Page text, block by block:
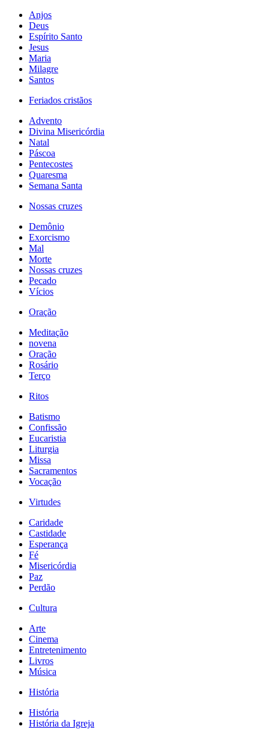
Anjos
Deus
Espírito Santo
Jesus
Maria
Milagre
Santos
Feriados cristãos
Advento
Divina Misericórdia
Natal
Páscoa
Pentecostes
Quaresma
Semana Santa
Nossas cruzes
Demônio
Exorcismo
Mal
Morte
Nossas cruzes
Pecado
Vícios
Oração
Meditação
novena
Oração
Rosário
Terço
Ritos
Batismo
Confissão
Eucaristia
Liturgia
Missa
Sacramentos
Vocação
Virtudes
Caridade
Castidade
Esperança
Fé
Misericórdia
Paz
Perdão
Cultura
Arte
Cinema
Entretenimento
Livros
Música
História
História
História da Igreja